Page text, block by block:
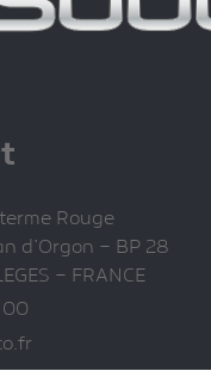
Rouge
d’Orgon – BP 28
– FRANCE
00